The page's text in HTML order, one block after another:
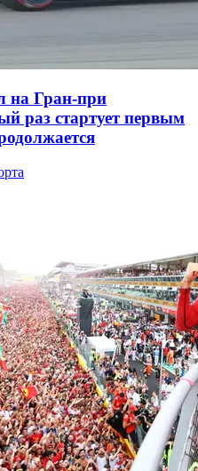
на Гран-при
раз стартует первым